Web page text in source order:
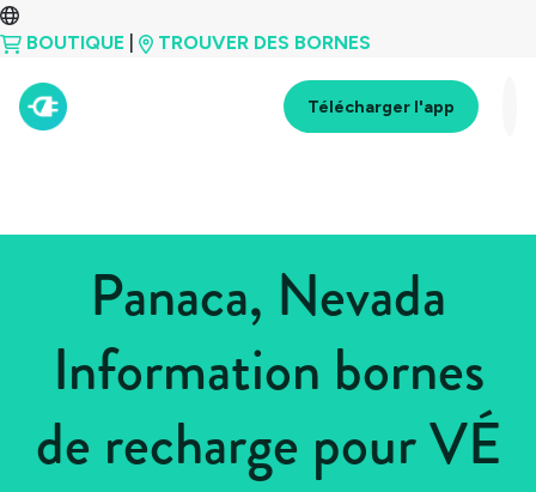
BOUTIQUE TROUVER DES BORNES
Télécharger l'app
Panaca, Nevada
Information bornes
de recharge pour VÉ
États-Unis > Nevada